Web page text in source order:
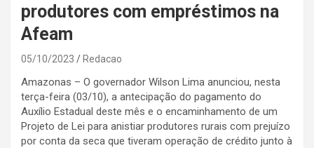
produtores com empréstimos na
Afeam
05/10/2023 Redacao
Amazonas – O governador Wilson Lima anunciou, nesta
terça-feira (03/10), a antecipação do pagamento do
Auxílio Estadual deste mês e o encaminhamento de um
Projeto de Lei para anistiar produtores rurais com prejuízo
por conta da seca que tiveram operação de crédito junto à